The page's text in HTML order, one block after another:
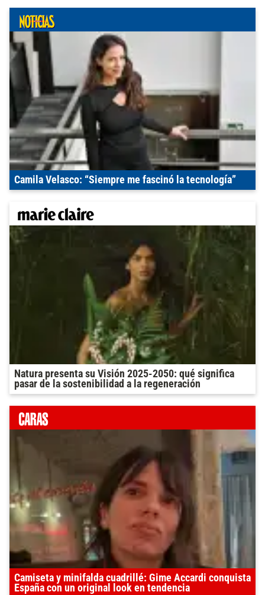
Camila Velasco: “Siempre me fascinó la tecnología”
Natura presenta su Visión 2025-2050: qué significa
pasar de la sostenibilidad a la regeneración
Camiseta y minifalda cuadrillé: Gime Accardi conquista
España con un original look en tendencia